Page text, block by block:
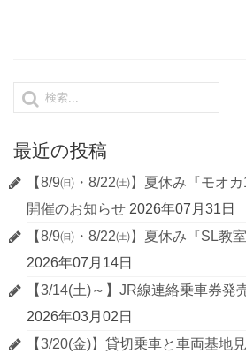
最近の投稿
【8/9㈰・8/22㈯】夏休み『モオ
開催のお知らせ 2026年07月31日
【8/9㈰・8/22㈯】夏休み『SL教
2026年07月14日
【3/14(土)～】JR線連絡乗車券発
2026年03月02日
【3/20(金)】貸切乗車と車両基地